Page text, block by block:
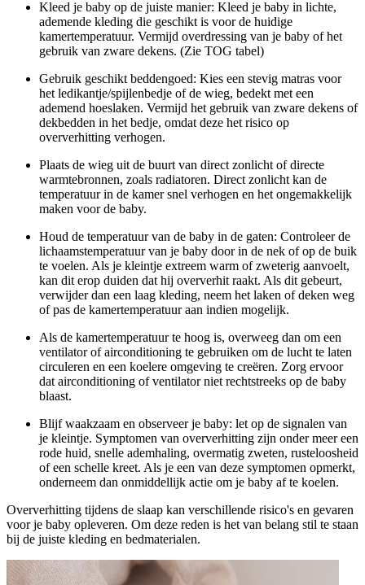
Kleed je baby op de juiste manier: Kleed je baby in lichte,
ademende kleding die geschikt is voor de huidige
kamertemperatuur. Vermijd overdressing van je baby of het
gebruik van zware dekens. (Zie TOG tabel)
Gebruik geschikt beddengoed: Kies een stevig matras voor
het ledikantje/spijlenbedje of de wieg, bedekt met een
ademend hoeslaken. Vermijd het gebruik van zware dekens of
dekbedden in het bedje, omdat deze het risico op
oververhitting verhogen.
Plaats de wieg uit de buurt van direct zonlicht of directe
warmtebronnen, zoals radiatoren. Direct zonlicht kan de
temperatuur in de kamer snel verhogen en het ongemakkelijk
maken voor de baby.
Houd de temperatuur van de baby in de gaten: Controleer de
lichaamstemperatuur van je baby door in de nek of op de buik
te voelen. Als je kleintje extreem warm of zweterig aanvoelt,
kan dit erop duiden dat hij oververhit raakt. Als dit gebeurt,
verwijder dan een laag kleding, neem het laken of deken weg
of pas de kamertemperatuur aan indien mogelijk.
Als de kamertemperatuur te hoog is, overweeg dan om een ​​
ventilator of airconditioning te gebruiken om de lucht te laten
circuleren en een koelere omgeving te creëren. Zorg ervoor
dat airconditioning of ventilator niet rechtstreeks op de baby
blaast.
Blijf waakzaam en observeer je baby: let op de signalen van
je kleintje. Symptomen van oververhitting zijn onder meer een
rode huid, snelle ademhaling, overmatig zweten, rusteloosheid
of een schelle kreet. Als je een van deze symptomen opmerkt,
onderneem dan onmiddellijk actie om je baby af te koelen.
Oververhitting tijdens de slaap kan verschillende risico's en gevaren
voor je baby opleveren. Om deze reden is het van belang stil te staan
bij de juiste kleding en bedmaterialen.